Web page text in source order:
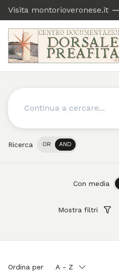
Visita montorioveronese.it
Cerca
Ricerca OR AND
Mostra filtri
Con media
Ordina per A - Z